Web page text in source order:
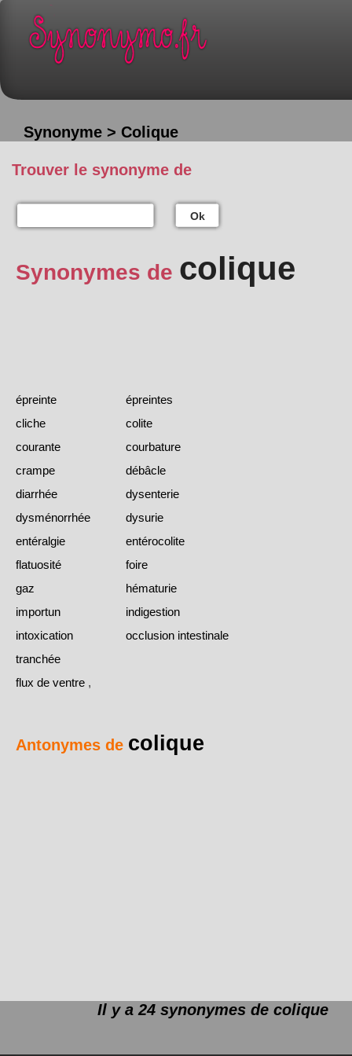
Synonyme > Colique
Trouver le synonyme de
Ok
Synonymes de colique
épreinte
épreintes
cliche
colite
courante
courbature
crampe
débâcle
diarrhée
dysenterie
dysménorrhée
dysurie
entéralgie
entérocolite
flatuosité
foire
gaz
hématurie
importun
indigestion
intoxication
occlusion intestinale
tranchée
flux de ventre ,
Antonymes de colique
Il y a 24 synonymes de colique